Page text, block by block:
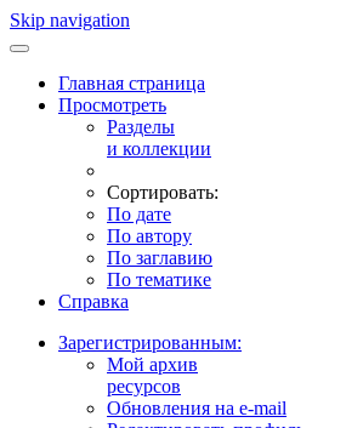
Skip navigation
Главная страница
Просмотреть
Разделы
и коллекции
Сортировать:
По дате
По автору
По заглавию
По тематике
Справка
Зарегистрированным:
Мой архив
ресурсов
Обновления на e-mail